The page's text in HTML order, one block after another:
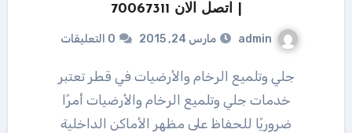
| اتصل الان 70067311
admin مارس 24, 2015 0 التعليقات
جلي وتلميع الرخام والأرضيات في قطر تعتبر
خدمات جلي وتلميع الرخام والأرضيات أمرًا
ضروريًا للحفاظ على مظهر الأماكن الداخلية